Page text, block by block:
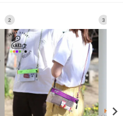
2 3